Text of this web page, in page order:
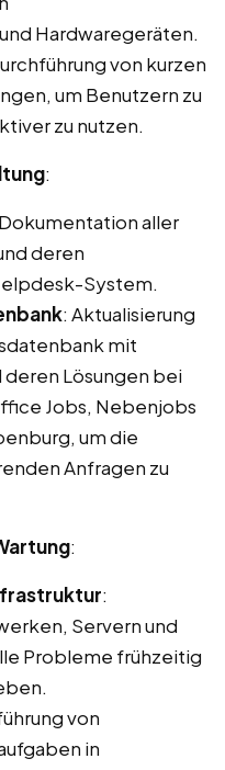
Hardwaregeräten.
von kurzen
um Benutzern zu
zu nutzen.
:
aller
deren
System.
: Aktualisierung
mit
Lösungen bei
Jobs, Nebenjobs
um die
Anfragen zu
:
:
Servern und
Probleme frühzeitig
von
in